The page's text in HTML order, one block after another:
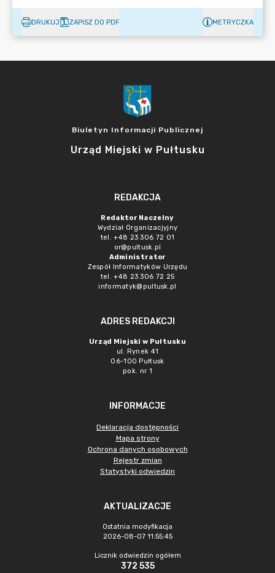
DRUKUJ ZAPISZ DO PDF METRYCZKA
Biuletyn Informacji Publicznej
Urząd Miejski w Pułtusku
REDAKCJA
Redaktor Naczelny
Wydział Organizacjyjny
tel. +48 23 306 72 01
or@pultusk.pl
Administrator
Zespół Informatyków Urzędu
tel. +48 23 306 72 25
informatyk@pultusk.pl
ADRES REDAKCJI
Urząd Miejski w Pułtusku
ul. Rynek 41
06-100 Pułtusk
pok. nr 1
INFORMACJE
Deklaracja dostępności
Mapa strony
Ochrona danych osobowych
Rejestr zmian
Statystyki odwiedzin
AKTUALIZACJE
Ostatnia modyfikacja
2026-08-07 11:55:45
Licznik odwiedzin ogółem
372 535